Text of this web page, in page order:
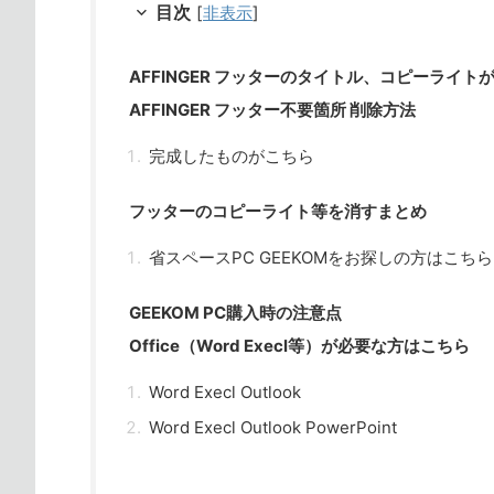
目次 [非表示]
AFFINGER フッターのタイトル、コピーライト
AFFINGER フッター不要箇所 削除方法
完成したものがこちら
フッターのコピーライト等を消すまとめ
省スペースPC GEEKOMをお探しの方はこちら
GEEKOM PC購入時の注意点
Office（Word Execl等）が必要な方はこちら
Word Execl Outlook
Word Execl Outlook PowerPoint